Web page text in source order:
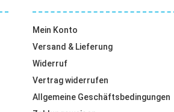
Mein Konto
Versand & Lieferung
Widerruf
Vertrag widerrufen
Allgemeine Geschäftsbedingungen